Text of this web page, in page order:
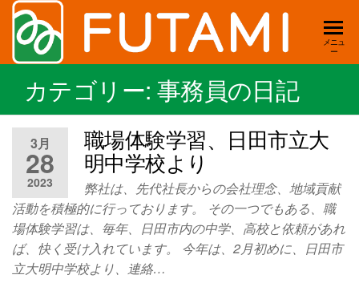
双美
工務
｜新
築・
リ
フ
ォー
ム・
築・
ム・
店舗
デザ
ン・
賃
貸・
土
地
メニュ
ー
カテゴリー: 事務員の日記
3月
28
2023
職場体験学習、日田市立大
明中学校より
弊社は、先代社長からの会社理念、地域貢献
活動を積極的に行っております。 その一つでもある、職
場体験学習は、毎年、日田市内の中学、高校と依頼があれ
ば、快く受け入れています。 今年は、2月初めに、日田市
立大明中学校より、連絡…